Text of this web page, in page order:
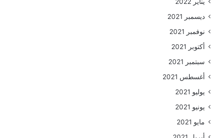
ديسمبر 2021
نوفمبر 2021
أكتوبر 2021
سبتمبر 2021
أغسطس 2021
يوليو 2021
يونيو 2021
مايو 2021